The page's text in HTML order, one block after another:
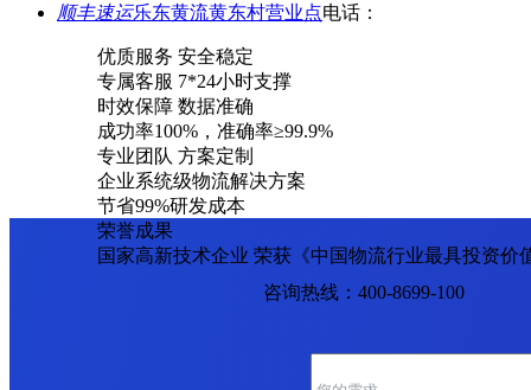
顺丰速运乐东黄流黄东村营业点电话：
优质服务 安全稳定
专属客服 7*24小时支撑
时效保障 数据准确
成功率100%，准确率≥99.9%
专业团队 方案定制
企业系统级物流解决方案
节省99%研发成本
荣誉成果
国家高新技术企业 荣获《中国物流行业最具投资价
咨询热线：400-8699-100